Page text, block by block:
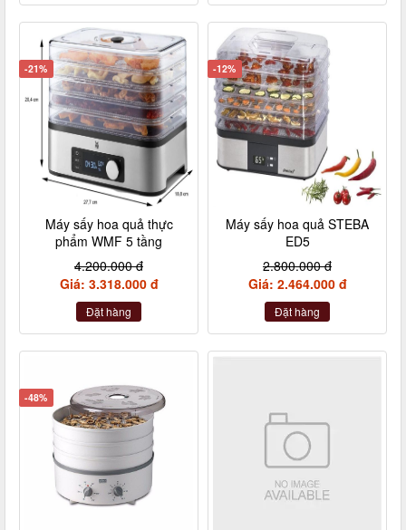
-21%
Máy sấy hoa quả thực
phẩm WMF 5 tầng
4.200.000 đ
Giá: 3.318.000 đ
Đặt hàng
-12%
Máy sấy hoa quả STEBA
ED5
2.800.000 đ
Giá: 2.464.000 đ
Đặt hàng
-48%